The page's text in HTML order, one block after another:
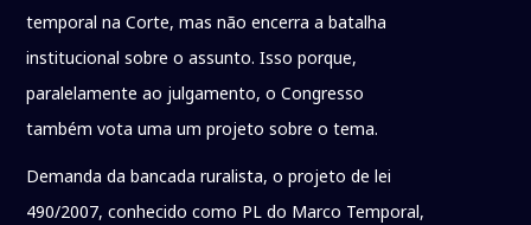
temporal na Corte, mas não encerra a batalha
institucional sobre o assunto. Isso porque,
paralelamente ao julgamento, o Congresso
também vota uma um projeto sobre o tema.
Demanda da bancada ruralista, o projeto de lei
490/2007, conhecido como PL do Marco Temporal,